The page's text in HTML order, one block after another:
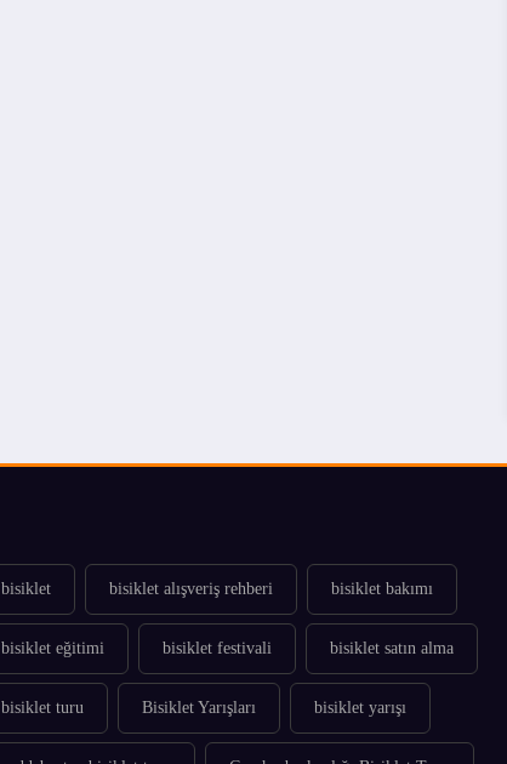
bisiklet bisiklet alışveriş rehberi bisiklet bakımı
bisiklet eğitimi bisiklet festivali bisiklet satın alma
bisiklet turu Bisiklet Yarışları bisiklet yarışı